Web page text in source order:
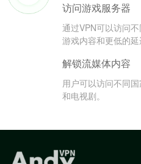
访问游戏服务器
通过VPN可以访问
游戏内容和更低的延
解锁流媒体内容
用户可以访问不同
和电视剧。